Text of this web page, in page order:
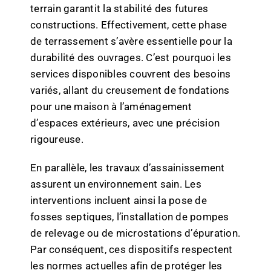
terrain garantit la stabilité des futures
constructions. Effectivement, cette phase
de terrassement s’avère essentielle pour la
durabilité des ouvrages. C’est pourquoi les
services disponibles couvrent des besoins
variés, allant du creusement de fondations
pour une maison à l’aménagement
d’espaces extérieurs, avec une précision
rigoureuse.
En parallèle, les travaux d’assainissement
assurent un environnement sain. Les
interventions incluent ainsi la pose de
fosses septiques, l’installation de pompes
de relevage ou de microstations d’épuration.
Par conséquent, ces dispositifs respectent
les normes actuelles afin de protéger les